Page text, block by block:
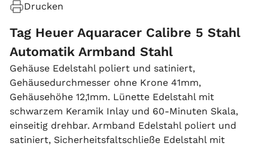
Drucken
Tag Heuer Aquaracer Calibre 5 Stahl
Automatik Armband Stahl
Gehäuse Edelstahl poliert und satiniert,
Gehäusedurchmesser ohne Krone 41mm,
Gehäusehöhe 12,1mm. Lünette Edelstahl mit
schwarzem Keramik Inlay und 60-Minuten Skala,
einseitig drehbar. Armband Edelstahl poliert und
satiniert, Sicherheitsfaltschließe Edelstahl mit